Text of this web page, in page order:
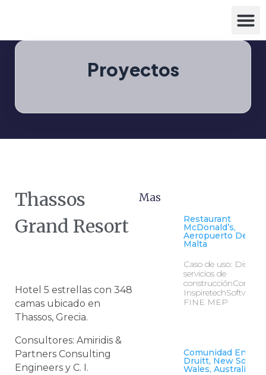
Proyectos
Thassos
Grand Resort
Hotel 5 estrellas con 348
camas ubicado en
Thassos, Grecia.
Consultores: Amiridis &
Partners Consulting
Engineers y C. I.
Mas
Restaurant
McDonald’s,
Aeropuerto De
Malta
Caso de uso: Diseño
servicios de
InspiretechSoftware:
FINE MEP
Comunidad En Mt.
Druitt, New South
Wales, Australia